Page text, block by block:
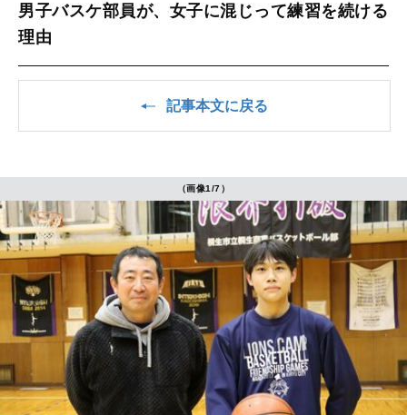
男子バスケ部員が、女子に混じって練習を続ける
理由
記事本文に戻る
（画像1/7）